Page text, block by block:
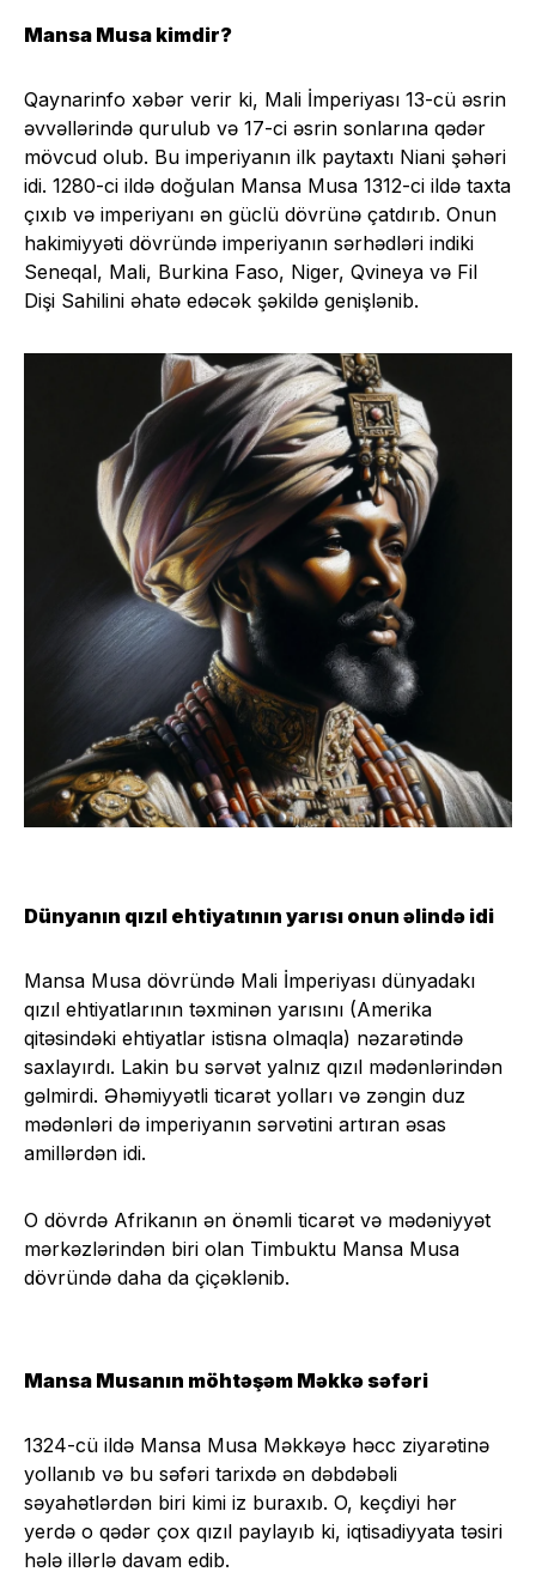
Mansa Musa kimdir?
Qaynarinfo xəbər verir ki, Mali İmperiyası 13-cü əsrin
əvvəllərində qurulub və 17-ci əsrin sonlarına qədər
mövcud olub. Bu imperiyanın ilk paytaxtı Niani şəhəri
idi. 1280-ci ildə doğulan Mansa Musa 1312-ci ildə taxta
çıxıb və imperiyanı ən güclü dövrünə çatdırıb. Onun
hakimiyyəti dövründə imperiyanın sərhədləri indiki
Seneqal, Mali, Burkina Faso, Niger, Qvineya və Fil
Dişi Sahilini əhatə edəcək şəkildə genişlənib.
Dünyanın qızıl ehtiyatının yarısı onun əlində idi
Mansa Musa dövründə Mali İmperiyası dünyadakı
qızıl ehtiyatlarının təxminən yarısını (Amerika
qitəsindəki ehtiyatlar istisna olmaqla) nəzarətində
saxlayırdı. Lakin bu sərvət yalnız qızıl mədənlərindən
gəlmirdi. Əhəmiyyətli ticarət yolları və zəngin duz
mədənləri də imperiyanın sərvətini artıran əsas
amillərdən idi.
O dövrdə Afrikanın ən önəmli ticarət və mədəniyyət
mərkəzlərindən biri olan Timbuktu Mansa Musa
dövründə daha da çiçəklənib.
Mansa Musanın möhtəşəm Məkkə səfəri
1324-cü ildə Mansa Musa Məkkəyə həcc ziyarətinə
yollanıb və bu səfəri tarixdə ən dəbdəbəli
səyahətlərdən biri kimi iz buraxıb. O, keçdiyi hər
yerdə o qədər çox qızıl paylayıb ki, iqtisadiyyata təsiri
hələ illərlə davam edib.